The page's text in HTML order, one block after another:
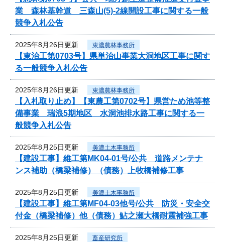
業 森林基幹道 三森山(5)-2線開設工事に関する一般
競争入札公告
2025年8月26日更新 東濃農林事務所
【東治工第0703号】県単治山事業大洞地区工事に関す
る一般競争入札公告
2025年8月26日更新 東濃農林事務所
【入札取り止め】【東農工第0702号】県営ため池等整
備事業 瑞浪5期地区 水洞池排水路工事に関する一
般競争入札公告
2025年8月25日更新 美濃土木事務所
【建設工事】維工第MK04-01号/公共 道路メンテナ
ンス補助（橋梁補修）（債務）上牧橋補修工事
2025年8月25日更新 美濃土木事務所
【建設工事】維工第MF04-03他号/公共 防災・安全交
付金（橋梁補修）他（債務）鮎之瀬大橋耐震補強工事
2025年8月25日更新 畜産研究所